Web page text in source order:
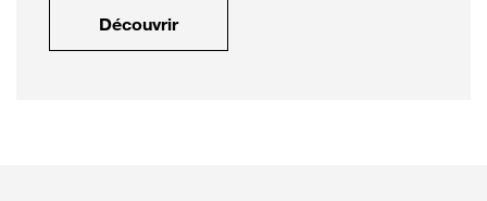
Découvrir